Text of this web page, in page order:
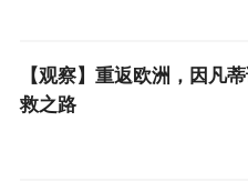
容，“首先感受到整个
人家先不谈商业，从球
面体现文化价值。在青
搭建，包括我们去曼联
的足球文化都是与整个
【观察】重返欧洲，因凡
救之路